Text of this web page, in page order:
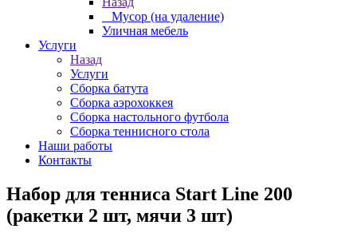
_ Мусор (на удаление)
Уличная мебель
Услуги
Назад
Услуги
Сборка батута
Сборка аэрохоккея
Сборка настольного футбола
Сборка теннисного стола
Наши работы
Контакты
Набор для тенниса Start Line 200
(ракетки 2 шт, мячи 3 шт)